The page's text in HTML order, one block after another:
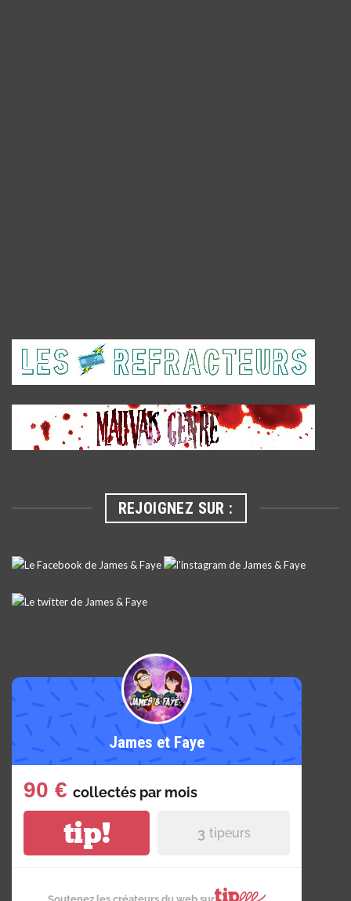
REJOIGNEZ SUR :
James et Faye
90 € collectés par mois
tip! 3 tipeurs